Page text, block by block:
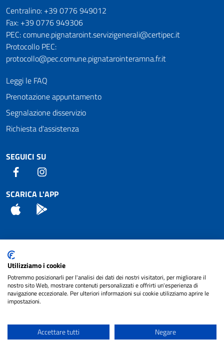
Numeri utili
Centralino: +39 0776 949012
Fax: +39 0776 949306
PEC: comune.pignataroint.servizigenerali@certipec.it
Protocollo PEC:
protocollo@pec.comune.pignatarointeramna.fr.it
Leggi le FAQ
Prenotazione appuntamento
Segnalazione disservizio
Richiesta d'assistenza
SEGUICI SU
Facebook
SCARICA L'APP
App Store
Attuazione Misure PNRR
Piano di miglioramento del sito
Note legali
cura diNET SMART
Utilizziamo i cookie
Potremmo posizionarli per l'analisi dei dati dei nostri visitatori, per migliorare il
nostro sito Web, mostrare contenuti personalizzati e offrirti un'esperienza di
navigazione eccezionale. Per ulteriori informazioni sui cookie utilizziamo aprire le
impostazioni.
Accettare tutti Negare